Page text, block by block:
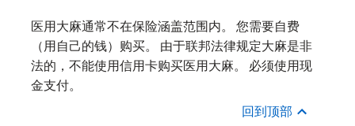
医用大麻通常不在保险涵盖范围内。 您需要自费
（用自己的钱）购买。 由于联邦法律规定大麻是非
法的，不能使用信用卡购买医用大麻。 必须使用现
金支付。
回到顶部